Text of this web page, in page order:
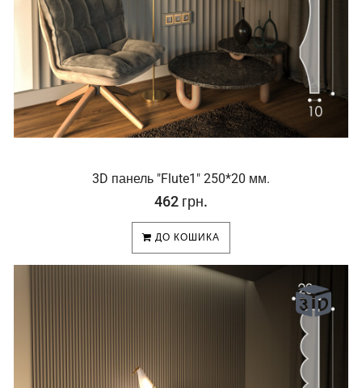
3D панель "Flute1" 250*20 мм.
462 грн.
ДО КОШИКА